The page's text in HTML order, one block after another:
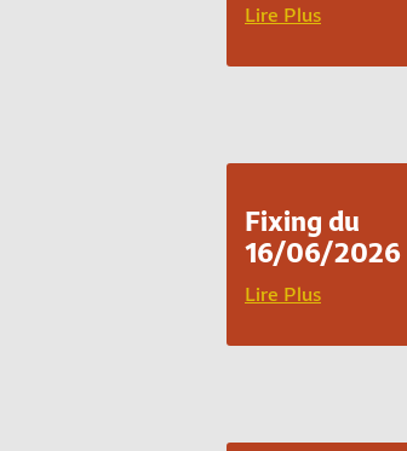
Lire Plus
Fixing du
16/06/2026
Lire Plus